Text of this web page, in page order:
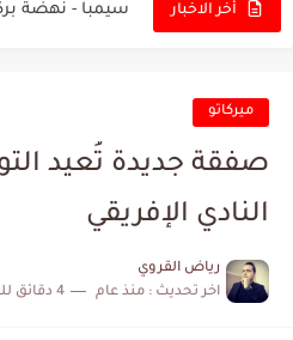
أخر الاخبار
ميركاتو
صفقة جديدة تُعيد
النادي الإفريقي
رياض القروي
اخر تحديث : منذ عام 4 دقائق للقراءة